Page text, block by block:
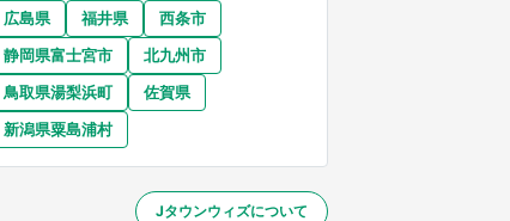
奈良 和歌山
山口
大分 宮崎
日向翔陽＆影山飛雄が笹かまを食べ
る！ アニメ『ハイキュー！！』×老
舗「鐘崎」コラボで限定グッズも【8
／1～31】
広島県 福井県
西条市
静岡県富士宮市
北九州市
鳥取県湯梨浜町
佐賀県
新潟県粟島浦村
Jタウンウィズについて